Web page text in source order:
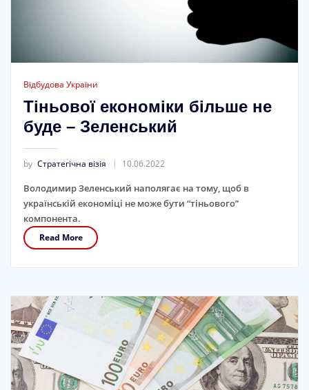
Відбудова України
Тіньової економіки більше не
буде – Зеленський
by Стратегічна візія 10.06.2022
Володимир Зеленський наполягає на тому, щоб в
українській економіці не може бути “тіньового”
компонента.
Read More